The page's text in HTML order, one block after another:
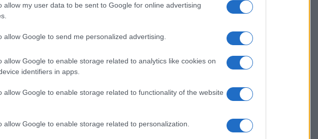
allow my user data to be sent to Google for online advertising
allow Google to send me personalized advertising.
allow Google to enable storage related to analytics like cookies on
identifiers in apps.
allow Google to enable storage related to functionality of the website
allow Google to enable storage related to personalization.